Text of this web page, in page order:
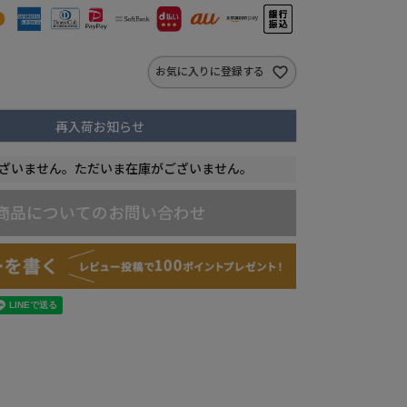
お気に入りに登録する
再入荷お知らせ
いません。ただいま在庫がございません。
品についてのお問い合わせ